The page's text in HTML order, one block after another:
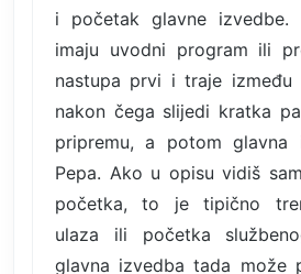
i početak glavne izvedbe.
imaju uvodni program ili
nastupa prvi i traje
nakon čega slijedi kratka
pripremu, a potom glavna
Pepa. Ako u opisu vidiš
početka, to je tipično
ulaza ili početka
glavna izvedba tada može